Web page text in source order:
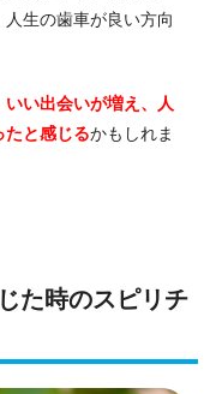
生の歯車が良い方向
い出会いが増え、人
たと感じるかもしれま
た時のスピリチ